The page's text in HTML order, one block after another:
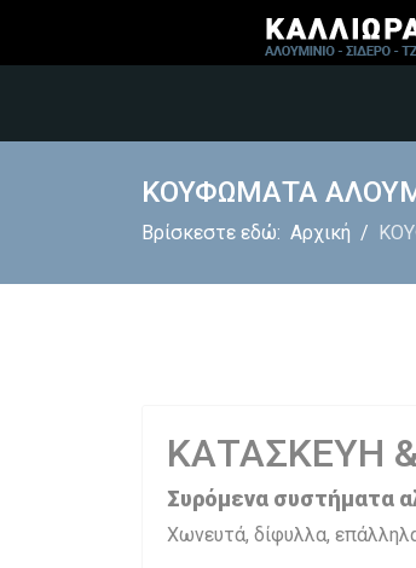
ΚΟΥΦΩΜΑΤΑ
Βρίσκεστε εδώ: Αρχική
ΚΑΤΑΣΚΕΥΗ
Συρόμενα συστήματα
Χωνευτά, δίφυλλα,